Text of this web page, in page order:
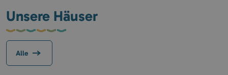
Unsere Häuser
Alle